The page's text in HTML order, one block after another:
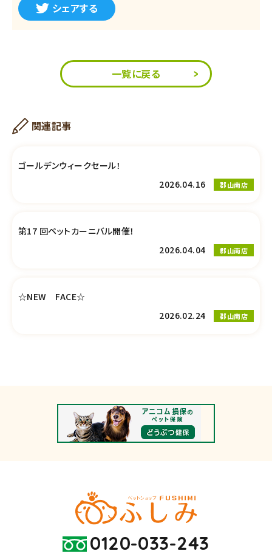
シェアする
一覧に戻る
関連記事
ゴールデンウィークセール！
2026.04.16
郡山南店
第17 回ペットカーニバル開催！
2026.04.04
郡山南店
☆NEW FACE☆
2026.02.24
郡山南店
0120-033-243